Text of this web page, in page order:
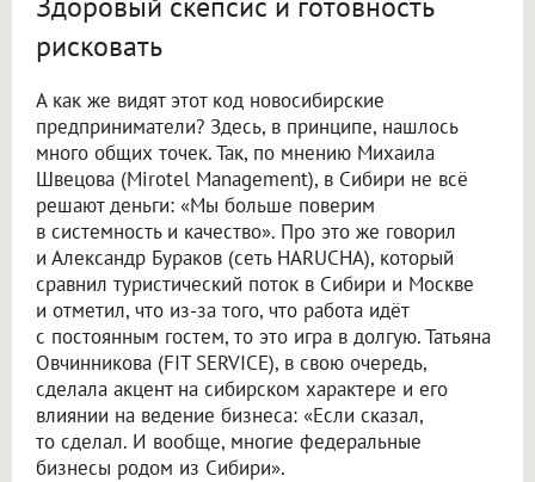
рисковать
А как же видят этот код новосибирские
предприниматели? Здесь, в принципе, нашлось
много общих точек. Так, по мнению Михаила
Швецова (Mirotel Management), в Сибири не всё
решают деньги: «Мы больше поверим
в системность и качество». Про это же говорил
и Александр Бураков (сеть HARUCHA), который
сравнил туристический поток в Сибири и Москве
и отметил, что из-за того, что работа идёт
с постоянным гостем, то это игра в долгую. Татьяна
Овчинникова (FIT SERVICE), в свою очередь,
сделала акцент на сибирском характере и его
влиянии на ведение бизнеса: «Если сказал,
то сделал. И вообще, многие федеральные
бизнесы родом из Сибири».